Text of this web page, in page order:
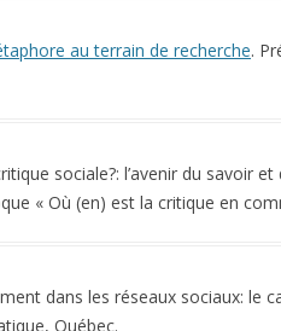
au terrain de recherche.
sociale?: l’avenir du savoir
« Où (en) est la critique en
dans les réseaux sociaux: le
Québec.